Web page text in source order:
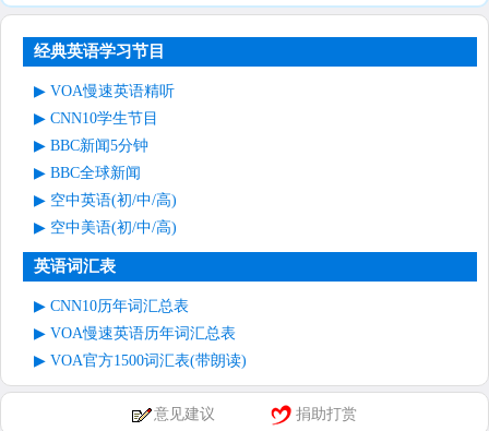
经典英语学习节目
VOA慢速英语精听
CNN10学生节目
BBC新闻5分钟
BBC全球新闻
空中英语(初/中/高)
空中美语(初/中/高)
英语词汇表
CNN10历年词汇总表
VOA慢速英语历年词汇总表
VOA官方1500词汇表(带朗读)
意见建议 捐助打赏